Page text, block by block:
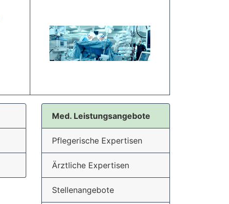
Med. Leistungsangebote
Pflegerische Expertisen
Ärztliche Expertisen
Stellenangebote